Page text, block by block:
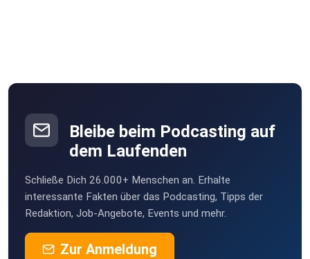
Bleibe beim Podcasting auf
dem Laufenden
Schließe Dich 26.000+ Menschen an. Erhalte
interessante Fakten über das Podcasting, Tipps der
Redaktion, Job-Angebote, Events und mehr.
Zur Anmeldung